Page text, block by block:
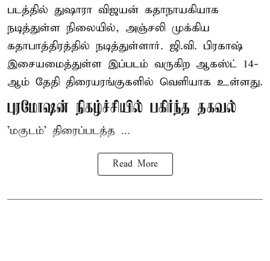
படத்தில் துஷாரா விஜயன் கதாநாயகியாக
நடித்துள்ள நிலையில், அஞ்சலி முக்கிய
கதாபாத்திரத்தில் நடித்துள்ளார். ஜி.வி. பிரகாஷ்
இசையமைத்துள்ள இப்படம் வருகிற ஆகஸ்ட் 14-
ஆம் தேதி திரையரங்குகளில் வெளியாக உள்ளது.
புரமோஷன் நிகழ்ச்சியில் பகிர்ந்த தகவல்
'மகுடம்' திரைப்படத்த ...
Read More